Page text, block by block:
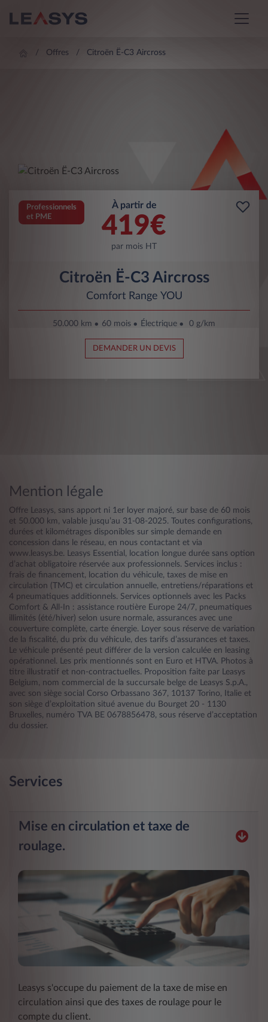
Offres Citroën Ë-C3 Aircross
Professionnels
et PME
À partir de
419€
par mois HT
Citroën Ë-C3 Aircross
Comfort Range YOU
50.000 km 60 mois Électrique 0 g/km
DEMANDER UN DEVIS
Mention légale
Offre Leasys, sans apport ni 1er loyer majoré, sur base de 60 mois
et 50.000 km, valable jusqu’au 31-08-2025. Toutes configurations,
durées et kilométrages disponibles sur simple demande en
concession dans le réseau, en nous contactant et via
www.leasys.be. Leasys Essential, location longue durée sans option
d’achat obligatoire réservée aux professionnels. Services inclus :
frais de financement, location du véhicule, taxes de mise en
circulation (TMC) et circulation annuelle, entretiens/réparations et
4 pneumatiques additionnels. Services optionnels avec les Packs
Comfort & All-In : assistance routière Europe 24/7, pneumatiques
illimités (été/hiver) selon usure normale, assurances avec une
couverture complète, carte énergie. Loyer sous réserve de variation
de la fiscalité, du prix du véhicule, des tarifs d’assurances et taxes.
Le véhicule présenté peut différer de la version calculée en leasing
opérationnel. Les prix mentionnés sont en Euro et HTVA. Photos à
titre illustratif et non-contractuelles. Proposition faite par Leasys
Belgium, nom commercial de la succursale belge de Leasys S.p.A.,
avec son siège social Corso Orbassano 367, 10137 Torino, Italie et
son siège d’exploitation situé avenue du Bourget 20 - 1130
Bruxelles, numéro TVA BE 0678856478, sous réserve d’acceptation
du dossier.
Services
Mise en circulation et taxe de
roulage.
Leasys s'occupe du paiement de la taxe de mise en
circulation ainsi que des taxes de roulage pour le
compte du client.